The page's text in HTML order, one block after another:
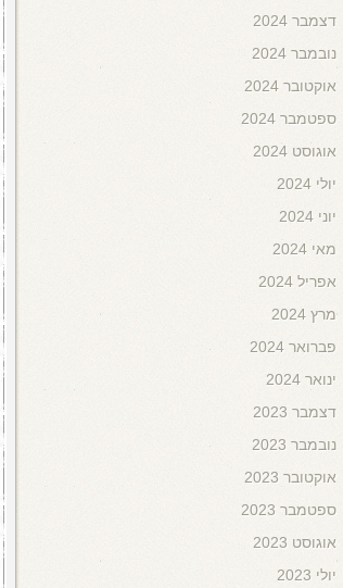
דצמבר 2024
נובמבר 2024
אוקטובר 2024
ספטמבר 2024
אוגוסט 2024
יולי 2024
יוני 2024
מאי 2024
אפריל 2024
מרץ 2024
פברואר 2024
ינואר 2024
דצמבר 2023
נובמבר 2023
אוקטובר 2023
ספטמבר 2023
אוגוסט 2023
יולי 2023